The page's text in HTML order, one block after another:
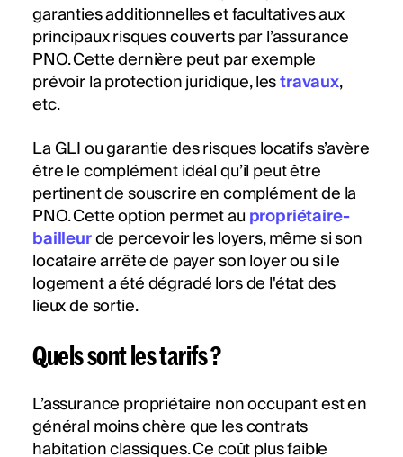
garanties additionnelles et facultatives aux
principaux risques couverts par l’assurance
PNO. Cette dernière peut par exemple
prévoir la protection juridique, lestravaux,
etc.
La GLI ou garantie des risques locatifs s’avère
être le complément idéal qu’il peut être
pertinent de souscrire en complément de la
PNO. Cette option permet aupropriétaire-
bailleurde percevoir les loyers, même si son
locataire arrête de payer son loyer ou si le
logement a été dégradé lors de l'état des
lieux de sortie.
Quels sont les tarifs ?
L’assurance propriétaire non occupant est en
général moins chère que les contrats
habitation classiques. Ce coût plus faible